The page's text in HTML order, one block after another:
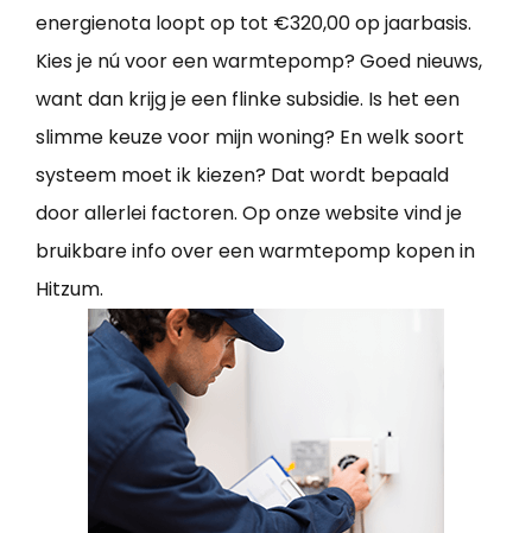
energienota loopt op tot €320,00 op jaarbasis.
Kies je nú voor een warmtepomp? Goed nieuws,
want dan krijg je een flinke subsidie. Is het een
slimme keuze voor mijn woning? En welk soort
systeem moet ik kiezen? Dat wordt bepaald
door allerlei factoren. Op onze website vind je
bruikbare info over een warmtepomp kopen in
Hitzum.